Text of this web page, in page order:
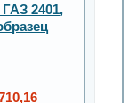
2401,